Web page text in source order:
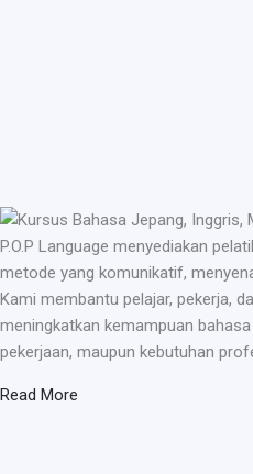
P.O.P Language menyediakan
metode yang komunikatif,
Kami membantu pelajar, pekerja,
meningkatkan kemampuan
pekerjaan, maupun kebutuhan
Read More